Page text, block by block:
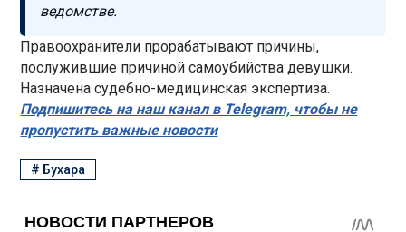
ведомстве.
Правоохранители прорабатывают причины,
послужившие причиной самоубийства девушки.
Назначена судебно-медицинская экспертиза.
Подпишитесь на наш канал в Telegram, чтобы не
пропустить важные новости
# Бухара